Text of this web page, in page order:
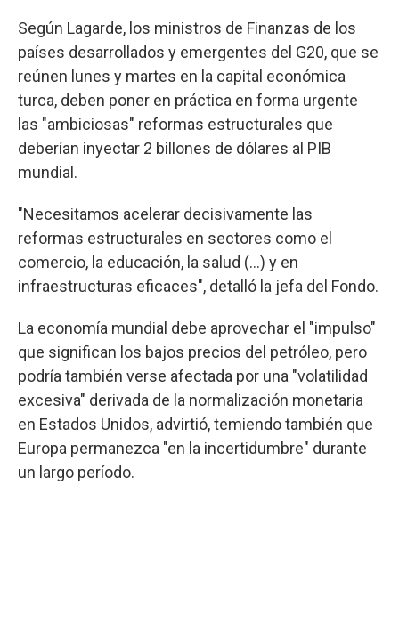
Según Lagarde, los ministros de Finanzas de los
países desarrollados y emergentes del G20, que se
reúnen lunes y martes en la capital económica
turca, deben poner en práctica en forma urgente
las "ambiciosas" reformas estructurales que
deberían inyectar 2 billones de dólares al PIB
mundial.
"Necesitamos acelerar decisivamente las
reformas estructurales en sectores como el
comercio, la educación, la salud (...) y en
infraestructuras eficaces", detalló la jefa del Fondo.
La economía mundial debe aprovechar el "impulso"
que significan los bajos precios del petróleo, pero
podría también verse afectada por una "volatilidad
excesiva" derivada de la normalización monetaria
en Estados Unidos, advirtió, temiendo también que
Europa permanezca "en la incertidumbre" durante
un largo período.